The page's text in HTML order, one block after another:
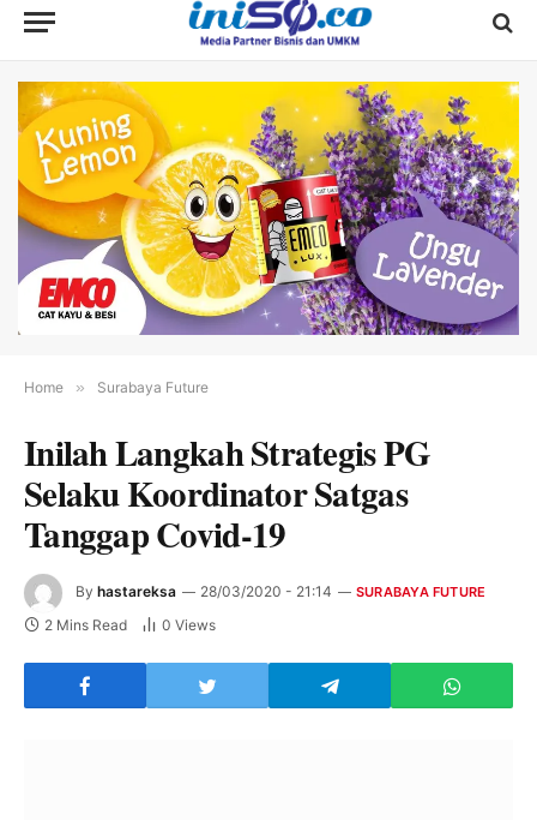
Home » Surabaya Future
Inilah Langkah Strategis PG
Selaku Koordinator Satgas
Tanggap Covid-19
By hastareksa 28/03/2020 - 21:14 SURABAYA FUTURE
2 Mins Read 0 Views